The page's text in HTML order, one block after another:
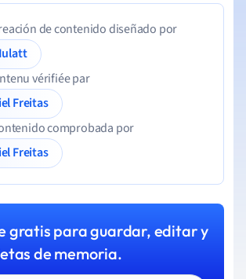
de contenido diseñado por
Hulatt
vérifiée par
Freitas
comprobada por
Freitas
gratis para guardar, editar y
de memoria.